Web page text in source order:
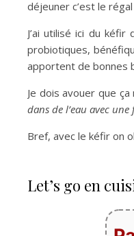
déjeuner c’est le
J’ai utilisé ici du
probiotiques,
apportent de bonnes
Je dois avouer que
dans de l’eau avec
Bref, avec le kéfir on
Let’s go en